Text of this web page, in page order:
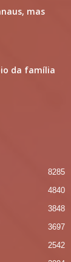
mas
da família
8285
4840
3848
3697
2542